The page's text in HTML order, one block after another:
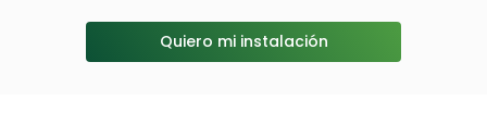
Quiero mi instalación